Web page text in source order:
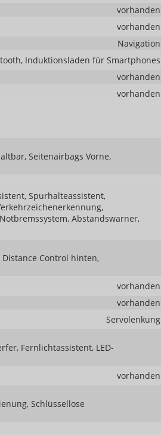
vorhanden
vorhanden
Navigation
Induktionsladen für Smartphones
vorhanden
vorhanden
Seitenairbags Vorne,
Spurhalteassistent,
Abstandswarner,
Distance Control hinten,
vorhanden
vorhanden
Servolenkung
Fernlichtassistent, LED-
vorhanden
Schlüssellose